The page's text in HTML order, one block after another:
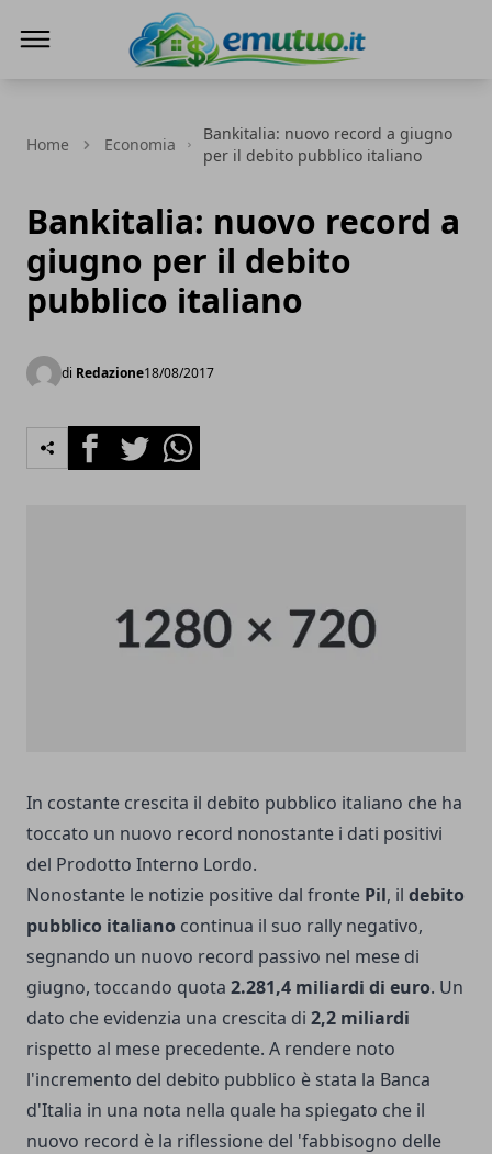
Home Economia
Bankitalia: nuovo record a giugno
per il debito pubblico italiano
Bankitalia: nuovo record a
giugno per il debito
pubblico italiano
di Redazione18/08/2017
FacebookTwitterWhatsapp
In costante crescita il debito pubblico italiano che ha
toccato un nuovo record nonostante i dati positivi
del Prodotto Interno Lordo.
Nonostante le notizie positive dal fronte Pil, il debito
pubblico italiano continua il suo rally negativo,
segnando un nuovo record passivo nel mese di
giugno, toccando quota 2.281,4 miliardi di euro. Un
dato che evidenzia una crescita di 2,2 miliardi
rispetto al mese precedente. A rendere noto
l'incremento del debito pubblico è stata la Banca
d'Italia in una nota nella quale ha spiegato che il
nuovo record è la riflessione del 'fabbisogno delle